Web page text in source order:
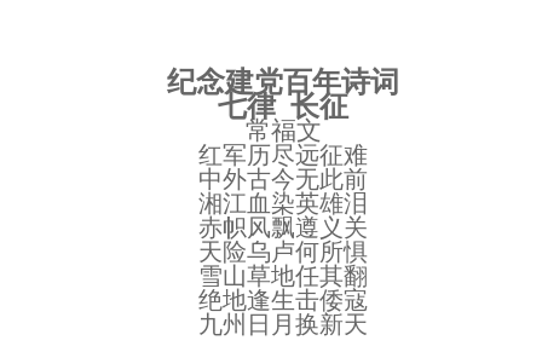
纪念建党百年诗词
七律 长征
常福文
红军历尽远征难
中外古今无此前
湘江血染英雄泪
赤帜风飘遵义关
天险乌卢何所惧
雪山草地任其翻
绝地逢生击倭寇
九州日月换新天